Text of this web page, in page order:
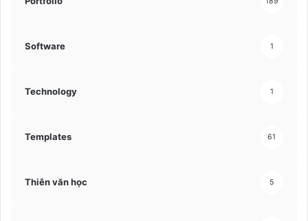
Software 1
Technology 1
Templates 61
Thiên văn học 5